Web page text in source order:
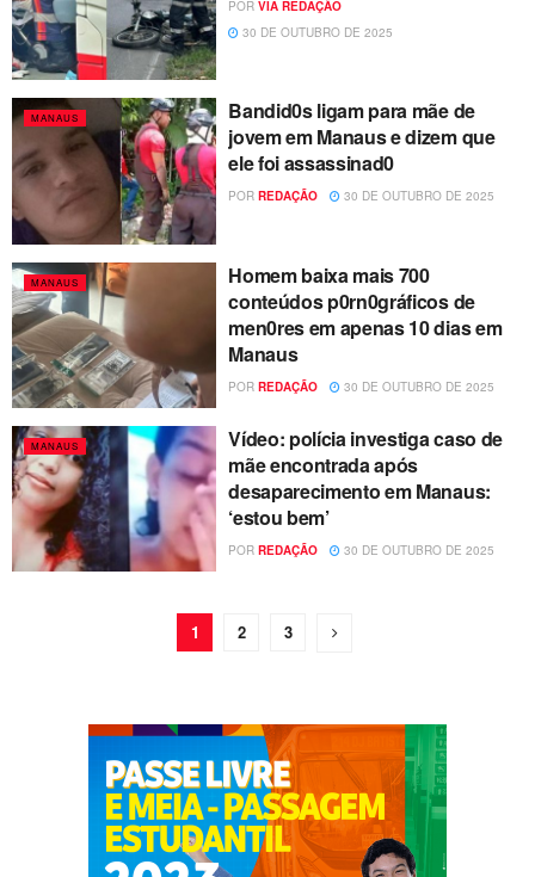
POR VIA REDAÇÃO
30 DE OUTUBRO DE 2025
MANAUS
Bandid0s ligam para mãe de
jovem em Manaus e dizem que
ele foi assassinad0
POR REDAÇÃO 30 DE OUTUBRO DE 2025
MANAUS
Homem baixa mais 700
conteúdos p0rn0gráficos de
men0res em apenas 10 dias em
Manaus
POR REDAÇÃO 30 DE OUTUBRO DE 2025
MANAUS
Vídeo: polícia investiga caso de
mãe encontrada após
desaparecimento em Manaus:
‘estou bem’
POR REDAÇÃO 30 DE OUTUBRO DE 2025
1 2 3